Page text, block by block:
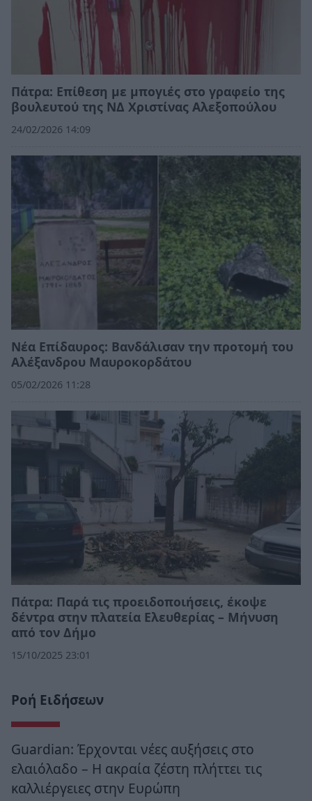
Πάτρα: Επίθεση με μπογιές στο γραφείο της
βουλευτού της ΝΔ Χριστίνας Αλεξοπούλου
24/02/2026 14:09
Nέα Επίδαυρος: Βανδάλισαν την προτομή του
Αλέξανδρου Μαυροκορδάτου
05/02/2026 11:28
Πάτρα: Παρά τις προειδοποιήσεις, έκοψε
δέντρα στην πλατεία Ελευθερίας – Μήνυση
από τον Δήμο
15/10/2025 23:01
Ροή Ειδήσεων
Guardian: Έρχονται νέες αυξήσεις στο
ελαιόλαδο – Η ακραία ζέστη πλήττει τις
καλλιέργειες στην Ευρώπη